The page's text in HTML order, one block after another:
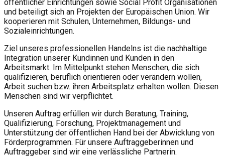
öffentlicher Einrichtungen sowie Social Profit Organisationen
und beteiligt sich an Projekten der Europäischen Union. Wir
kooperieren mit Schulen, Unternehmen, Bildungs- und
Sozialeinrichtungen.
Ziel unseres professionellen Handelns ist die nachhaltige
Integration unserer Kundinnen und Kunden in den
Arbeitsmarkt. Im Mittelpunkt stehen Menschen, die sich
qualifizieren, beruflich orientieren oder verändern wollen,
Arbeit suchen bzw. ihren Arbeitsplatz erhalten wollen. Diesen
Menschen sind wir verpflichtet.
Unseren Auftrag erfüllen wir durch Beratung, Training,
Qualifizierung, Forschung, Projektmanagement und
Unterstützung der öffentlichen Hand bei der Abwicklung von
Förderprogrammen. Für unsere Auftraggeberinnen und
Auftraggeber sind wir eine verlässliche Partnerin.